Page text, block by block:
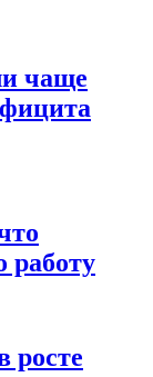
чаще
работу
росте